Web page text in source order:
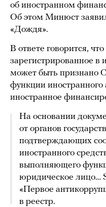
об иностранном
Об этом Минюст
«Дождя».
В ответе говорится,
зарегистрированное в
может быть
функции иностранного
иностранное
На основании
от органов
подтверждающих
иностранного
выполняющего
юридическое
«Первое
в реестр.